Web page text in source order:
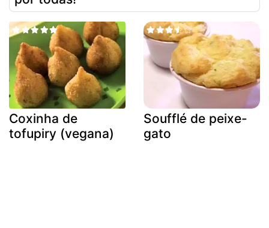
Coxinha de
tofupiry (vegana)
Soufflé de peixe-
gato